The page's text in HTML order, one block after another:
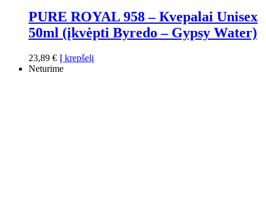
PURE ROYAL 958 – Кvepalai Unisex
50ml (įkvėpti Byredo – Gypsy Water)
23,89 € Į krepšelį
Neturime